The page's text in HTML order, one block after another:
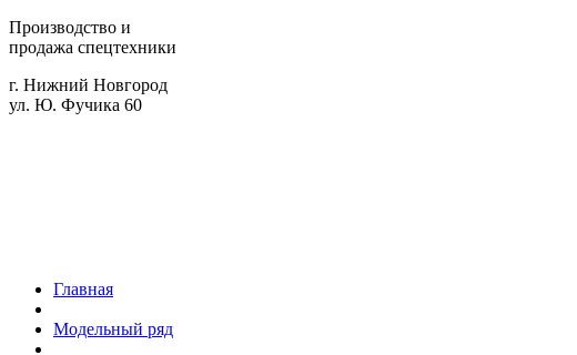
Производство и
продажа спецтехники
г. Нижний Новгород
ул. Ю. Фучика 60
Главная
Модельный ряд